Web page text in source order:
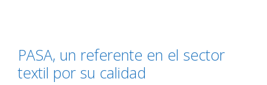
PASA, un referente en el sector
textil por su calidad